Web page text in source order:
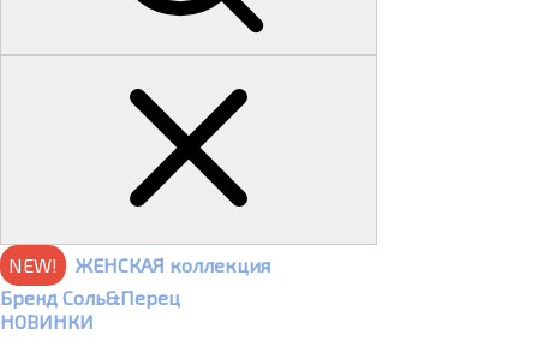
NEW!
ЖЕНСКАЯ коллекция
Бренд Соль&Перец
НОВИНКИ